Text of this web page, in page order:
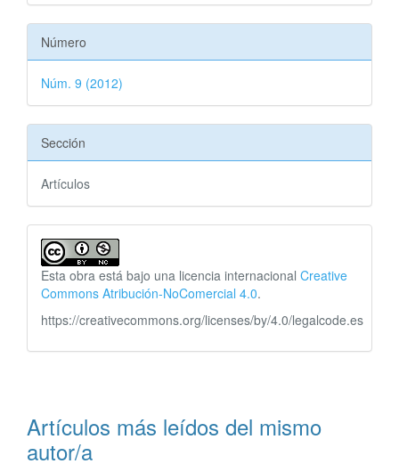
Número
Núm. 9 (2012)
Sección
Artículos
Esta obra está bajo una licencia internacional Creative
Commons Atribución-NoComercial 4.0.
https://creativecommons.org/licenses/by/4.0/legalcode.es
Artículos más leídos del mismo
autor/a